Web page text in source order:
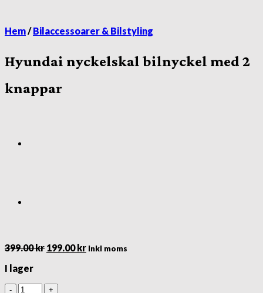
Hem/ Bilaccessoarer & Bilstyling
Hyundai nyckelskal bilnyckel med 2
knappar
399.00kr Det
199.00krDet
Inkl moms
I lager
Hyundai